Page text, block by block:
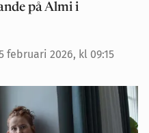
på Almi i
februari 2026, kl 09:15